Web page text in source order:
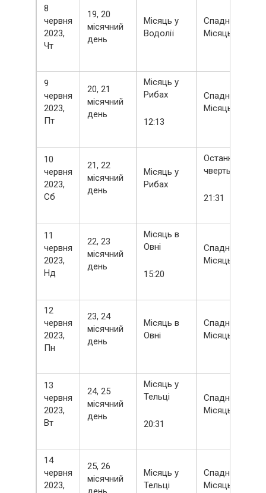
8
червня
2023,
Чт
19, 20
місячний
день
Місяць у
Водолії
Спадний
Місяць
9
червня
2023,
Пт
20, 21
місячний
день
Місяць у
Рибах
12:13
Спадний
Місяць
10
червня
2023,
Сб
21, 22
місячний
день
Місяць у
Рибах
Остання
чверть
21:31
11
червня
2023,
Нд
22, 23
місячний
день
Місяць в
Овні
15:20
Спадний
Місяць
12
червня
2023,
Пн
23, 24
місячний
день
Місяць в
Овні
Спадний
Місяць
13
червня
2023,
Вт
24, 25
місячний
день
Місяць у
Тельці
20:31
Спадний
Місяць
14
червня
2023,
25, 26
місячний
Місяць у
Тельці
Спадний
Місяць